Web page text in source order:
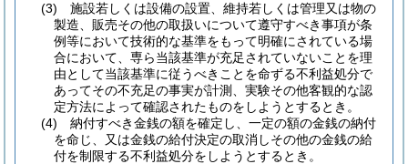
(3)
施設若しくは設備の設置、維持若しくは管理又は物の
製造、販売その他の取扱いについて遵守すべき事項が条
例等において技術的な基準をもって明確にされている場
合において、専ら当該基準が充足されていないことを理
由として当該基準に従うべきことを命ずる不利益処分で
あってその不充足の事実が計測、実験その他客観的な認
定方法によって確認されたものをしようとするとき。
(4)
納付すべき金銭の額を確定し、一定の額の金銭の納付
を命じ、又は金銭の給付決定の取消しその他の金銭の給
付を制限する不利益処分をしようとするとき。